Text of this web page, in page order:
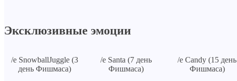
Эксклюзивные эмоции
/e SnowballJuggle (3
день Фишмаса)
/e Santa (7 день
Фишмаса)
/e Candy (15 день
Фишмаса)